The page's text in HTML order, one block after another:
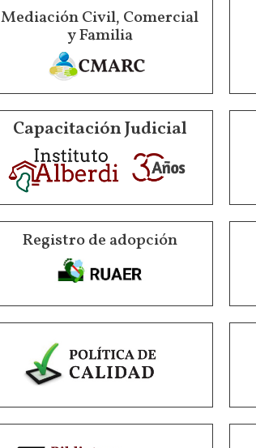
Mediación Civil, Comercial
y Familia
Capacitación Judicial
Registro de adopción